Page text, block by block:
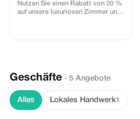
Nutzen Sie einen Rabatt von 20 %
auf unsere luxuriösen Zimmer und
Geschäfte · 5 Angebote
Alle5 Lokales Handwerk1